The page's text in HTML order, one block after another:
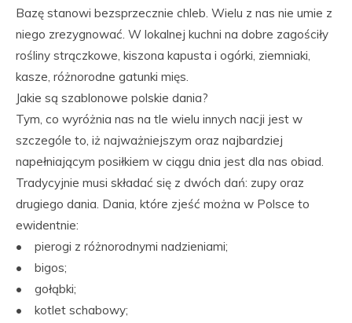
Bazę stanowi bezsprzecznie chleb. Wielu z nas nie umie z
niego zrezygnować. W lokalnej kuchni na dobre zagościły
rośliny strączkowe, kiszona kapusta i ogórki, ziemniaki,
kasze, różnorodne gatunki mięs.
Jakie są szablonowe polskie dania?
Tym, co wyróżnia nas na tle wielu innych nacji jest w
szczególe to, iż najważniejszym oraz najbardziej
napełniającym posiłkiem w ciągu dnia jest dla nas obiad.
Tradycyjnie musi składać się z dwóch dań: zupy oraz
drugiego dania. Dania, które zjeść można w Polsce to
ewidentnie:
• pierogi z różnorodnymi nadzieniami;
• bigos;
• gołąbki;
• kotlet schabowy;